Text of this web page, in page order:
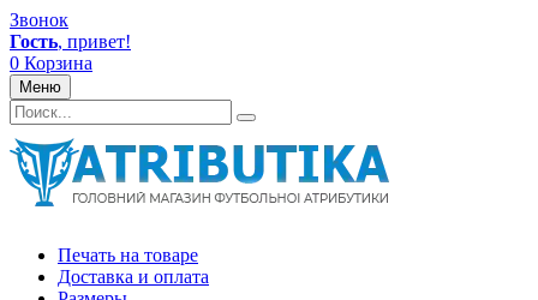
Звонок
Гость, привет!
0 Корзина
Меню
Печать на товаре
Доставка и оплата